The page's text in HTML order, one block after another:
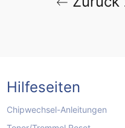
Hilfeseiten
Chipwechsel-Anleitungen